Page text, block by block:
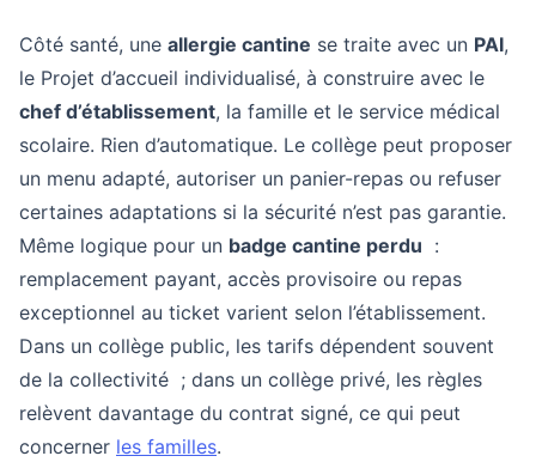
Côté santé, une allergie cantine se traite avec un PAI,
le Projet d’accueil individualisé, à construire avec le
chef d’établissement, la famille et le service médical
scolaire. Rien d’automatique. Le collège peut proposer
un menu adapté, autoriser un panier-repas ou refuser
certaines adaptations si la sécurité n’est pas garantie.
Même logique pour un badge cantine perdu :
remplacement payant, accès provisoire ou repas
exceptionnel au ticket varient selon l’établissement.
Dans un collège public, les tarifs dépendent souvent
de la collectivité ; dans un collège privé, les règles
relèvent davantage du contrat signé, ce qui peut
concerner les familles.